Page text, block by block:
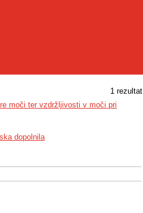
1 rezultat
moči ter vzdržljivosti v moči pri
dopolnila